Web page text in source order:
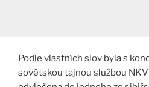
Podle vlastních slov byla s
sovětskou tajnou službou